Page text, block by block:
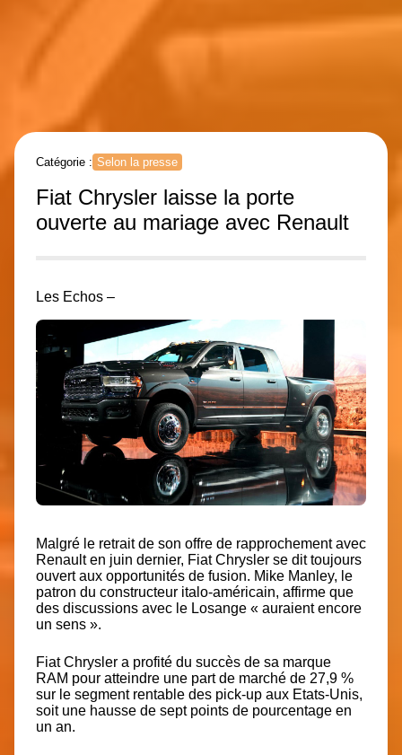
Catégorie : Selon la presse
Fiat Chrysler laisse la porte
ouverte au mariage avec Renault
Les Echos –
Malgré le retrait de son offre de rapprochement avec
Renault en juin dernier, Fiat Chrysler se dit toujours
ouvert aux opportunités de fusion. Mike Manley, le
patron du constructeur italo-américain, affirme que
des discussions avec le Losange « auraient encore
un sens ».
Fiat Chrysler a profité du succès de sa marque
RAM pour atteindre une part de marché de 27,9 %
sur le segment rentable des pick-up aux Etats-Unis,
soit une hausse de sept points de pourcentage en
un an.